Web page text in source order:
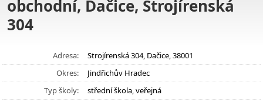
obchodní, Dačice, Strojírenská
304
Adresa:
Strojírenská 304, Dačice, 38001
Okres:
Jindřichův Hradec
Typ školy:
střední škola, veřejná